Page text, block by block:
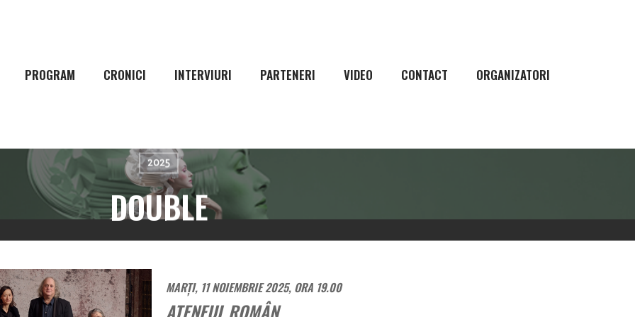
PROGRAM CRONICI INTERVIURI PARTENERI VIDEO CONTACT ORGANIZATORI
2025
DOUBLE
MARȚI, 11 NOIEMBRIE 2025, ORA 19.00
ATENEUL ROMÂN